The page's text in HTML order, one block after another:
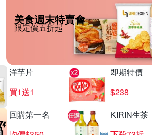
美食週末特賣會
限定價五折起
洋芋片
買1送1
即期特價
$238
回購第一名
KIRIN生茶